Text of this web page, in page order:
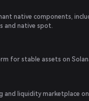
native components,
and native spot.
for stable assets on
and liquidity marketplace on